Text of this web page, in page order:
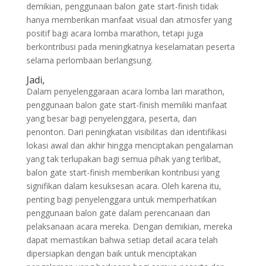
demikian, penggunaan balon gate start-finish tidak
hanya memberikan manfaat visual dan atmosfer yang
positif bagi acara lomba marathon, tetapi juga
berkontribusi pada meningkatnya keselamatan peserta
selama perlombaan berlangsung.
Jadi,
Dalam penyelenggaraan acara lomba lari marathon,
penggunaan balon gate start-finish memiliki manfaat
yang besar bagi penyelenggara, peserta, dan
penonton. Dari peningkatan visibilitas dan identifikasi
lokasi awal dan akhir hingga menciptakan pengalaman
yang tak terlupakan bagi semua pihak yang terlibat,
balon gate start-finish memberikan kontribusi yang
signifikan dalam kesuksesan acara. Oleh karena itu,
penting bagi penyelenggara untuk memperhatikan
penggunaan balon gate dalam perencanaan dan
pelaksanaan acara mereka. Dengan demikian, mereka
dapat memastikan bahwa setiap detail acara telah
dipersiapkan dengan baik untuk menciptakan